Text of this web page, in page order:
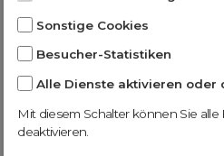
Community!
Nutze unsere
Sonstige Cookies
Besucher-Statistiken
Alle Dienste aktivieren oder
Mit diesem Schalter können Sie
deaktivieren.